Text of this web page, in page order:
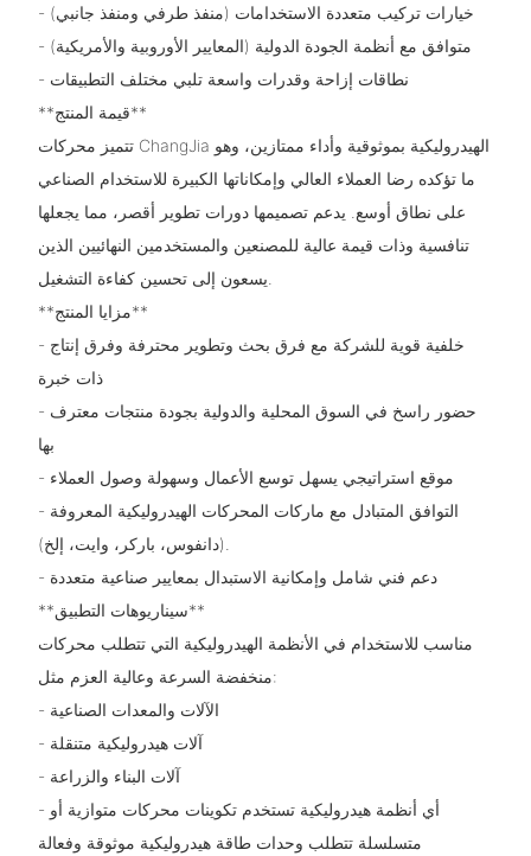
- خيارات تركيب متعددة الاستخدامات (منفذ طرفي ومنفذ جانبي)
- متوافق مع أنظمة الجودة الدولية (المعايير الأوروبية والأمريكية)
- نطاقات إزاحة وقدرات واسعة تلبي مختلف التطبيقات
**قيمة المنتج**
تتميز محركات ChangJia الهيدروليكية بموثوقية وأداء ممتازين، وهو
ما تؤكده رضا العملاء العالي وإمكاناتها الكبيرة للاستخدام الصناعي
على نطاق أوسع. يدعم تصميمها دورات تطوير أقصر، مما يجعلها
تنافسية وذات قيمة عالية للمصنعين والمستخدمين النهائيين الذين
**مزايا المنتج**
- خلفية قوية للشركة مع فرق بحث وتطوير محترفة وفرق إنتاج
ذات خبرة
- حضور راسخ في السوق المحلية والدولية بجودة منتجات معترف
بها
- موقع استراتيجي يسهل توسع الأعمال وسهولة وصول العملاء
- التوافق المتبادل مع ماركات المحركات الهيدروليكية المعروفة
- دعم فني شامل وإمكانية الاستبدال بمعايير صناعية متعددة
**سيناريوهات التطبيق**
مناسب للاستخدام في الأنظمة الهيدروليكية التي تتطلب محركات
منخفضة السرعة وعالية العزم مثل:
- الآلات والمعدات الصناعية
- آلات هيدروليكية متنقلة
- آلات البناء والزراعة
- أي أنظمة هيدروليكية تستخدم تكوينات محركات متوازية أو
متسلسلة تتطلب وحدات طاقة هيدروليكية موثوقة وفعالة